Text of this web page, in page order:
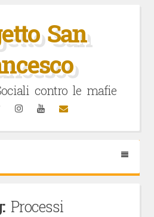
San
contro le mafie
TwitterInstagramYouTubeEmail
Processi